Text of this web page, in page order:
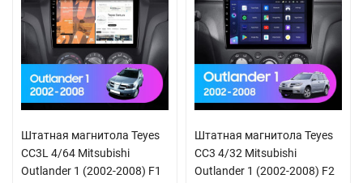
Штатная магнитола Teyes
CC3L 4/64 Mitsubishi
Outlander 1 (2002-2008) F1
Штатная магнитола Teyes
CC3 4/32 Mitsubishi
Outlander 1 (2002-2008) F2